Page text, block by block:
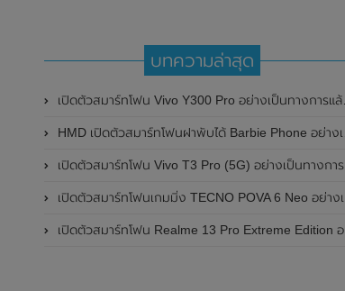
บทความล่าสุด
เปิดตัวสมาร์ทโฟน Vivo Y300 Pro อย่างเป็นทางการแล้วในประเทศจีน มาพร้อมดีไซน์พรีเมี่ยม ทนทาน และแบตเตอรี่สุดอึดขนาดใหญ่ 6,500mAh พร้อมรองรับการชาร์จไว 80W
HMD เปิดตัวสมาร์ทโฟนฝาพับได้ Barbie Phone อย่างเป็นทางการแล้ว มาพร้อมธีมสีชมพูสดใส
เปิดตัวสมาร์ทโฟน Vivo T3 Pro (5G) อย่างเป็นทางการแล้วในประเทศอินเดีย
เปิดตัวสมาร์ทโฟนเกมมิ่ง TECNO POVA 6 Neo อย่างเป็นทางการแล้วในประเทศไทย ในราคา 8,499 บาท
เปิดตัวสมาร์ทโฟน Realme 13 Pro Extreme Edition อย่างเป็นทางการแล้วในประเทศจีน